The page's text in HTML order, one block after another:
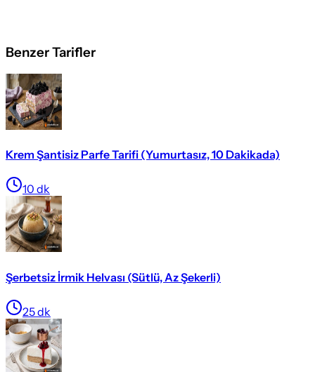
Benzer Tarifler
Krem Şantisiz Parfe Tarifi (Yumurtasız, 10 Dakikada)
10 dk
Şerbetsiz İrmik Helvası (Sütlü, Az Şekerli)
25dk